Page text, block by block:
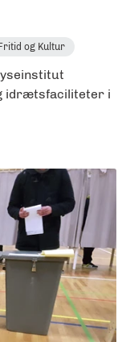
og Kultur
idrætsfaciliteter i